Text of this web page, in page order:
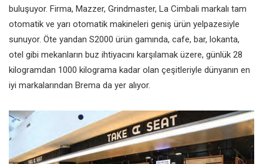
buluşuyor. Firma, Mazzer, Grindmaster, La Cimbali markalı tam
otomatik ve yarı otomatik makineleri geniş ürün yelpazesiyle
sunuyor. Öte yandan S2000 ürün gamında, cafe, bar, lokanta,
otel gibi mekanların buz ihtiyacını karşılamak üzere, günlük 28
kilogramdan 1000 kilograma kadar olan çeşitleriyle dünyanın en
iyi markalarından Brema da yer alıyor.